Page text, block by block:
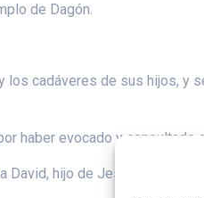
de Dagón.
cadáveres de sus hijos, y
haber evocado y consultado
hijo de Jesé.